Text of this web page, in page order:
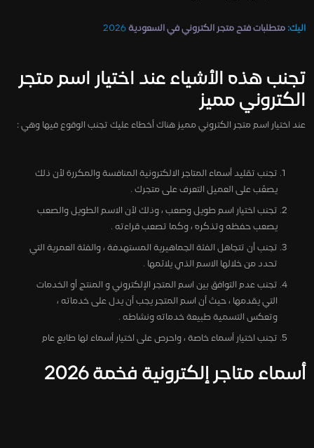
اليك: متطلبات فتح متجر الكتروني في السعودية
تجنب هذه الأشياء عند اختيار اسم متجر
الكتروني مميز
عند اختيار اسم متجر الكتروني مميز هناك أخطاء عليك تجنب الوقوع فيها وهي :
تجنب تقليد أسماء المتاجر الالكترونية المنافسة والمكررة لأن ذلك
يصعّب على العميل التعرف على متجرك .
تجنب اختيار اسم طويل وصعب ، وذلك لأن الاسم الطويل والصعب
يصعب حفظه وتذكره ، وكما تصعب قراءته .
تجنب أن تتجاهل الفئة الجماهيرية المستهدفة ، والفئة العمرية التي
تحدد من خلالها الاسم الذي يلائمها .
تجنب عدم التوافق بين اسم المتجر الإلكتروني و المنتج أو الخدمات
التي يقدمها ، حيث أن اسم المتجر يجب أن يدل على خدماته ،
وتعكس التسمية طبيعة خدماته ونشاطه .
تجنب اختيار أسماء خاصة ، واحرص على اختيار أسماء لها طابع عام
أسماء متاجر إلكترونية فخمة 2026